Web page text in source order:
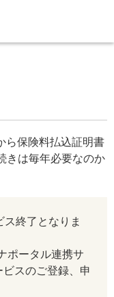
ら保険料払込証明書
きは毎年必要なのか
終了となりま
ポータル連携サ
スのご登録、申